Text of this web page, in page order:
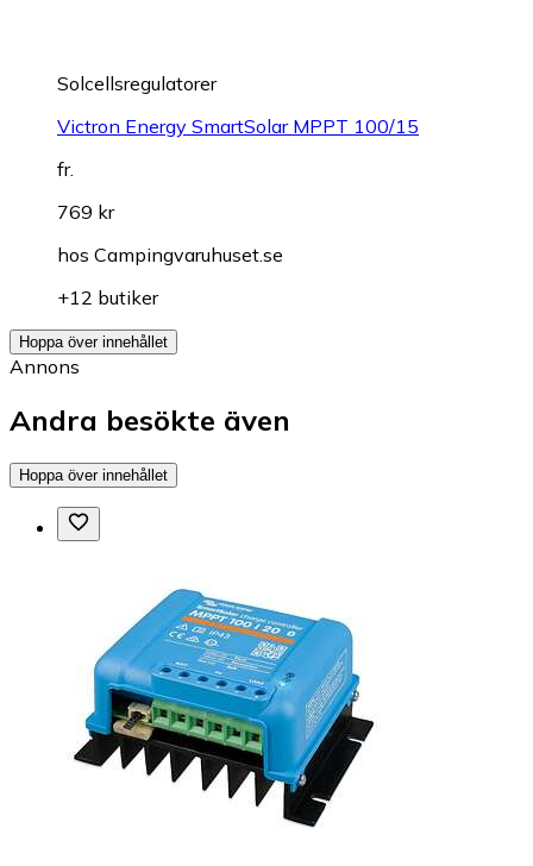
Solcellsregulatorer
Victron Energy SmartSolar MPPT 100/15
fr.
769 kr
hos Campingvaruhuset.se
+12 butiker
Hoppa över innehållet
Annons
Andra besökte även
Hoppa över innehållet